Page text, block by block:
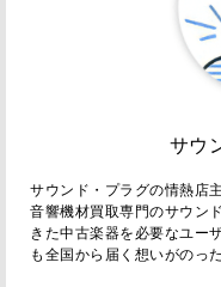
サウ
サウンド・プラグの情熱店
音響機材買取専門のサウン
きた中古楽器を必要なユー
も全国から届く想いがのっ